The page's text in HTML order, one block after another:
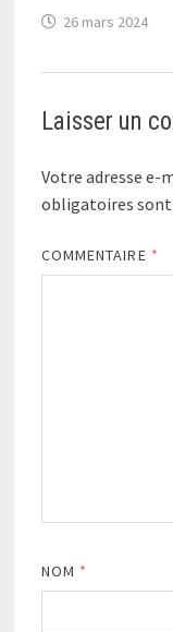
26 mars 2024
Laisser un
Votre adresse e-
obligatoires sont
COMMENTAIRE *
NOM *